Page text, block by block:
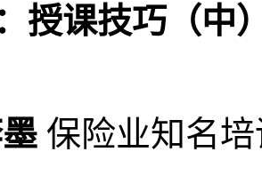
授课技巧（中
保险业知名